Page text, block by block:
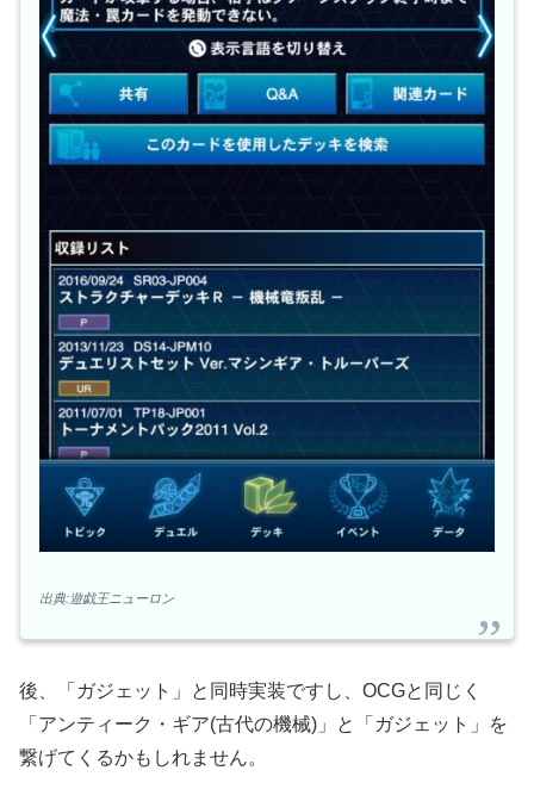
出典:遊戯王ニューロン
後、「ガジェット」と同時実装ですし、OCGと同じく
「アンティーク・ギア(古代の機械)」と「ガジェット」を
繋げてくるかもしれません。